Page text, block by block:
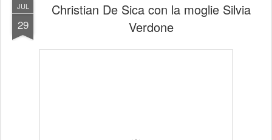
JUL
29
Christian De Sica con la moglie Silvia
Verdone